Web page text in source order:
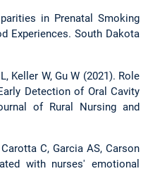
in Prenatal Smoking
Experiences. South Dakota
Keller W, Gu W (2021). Role
Detection of Oral Cavity
of Rural Nursing and
C, Garcia AS, Carson
with nurses' emotional